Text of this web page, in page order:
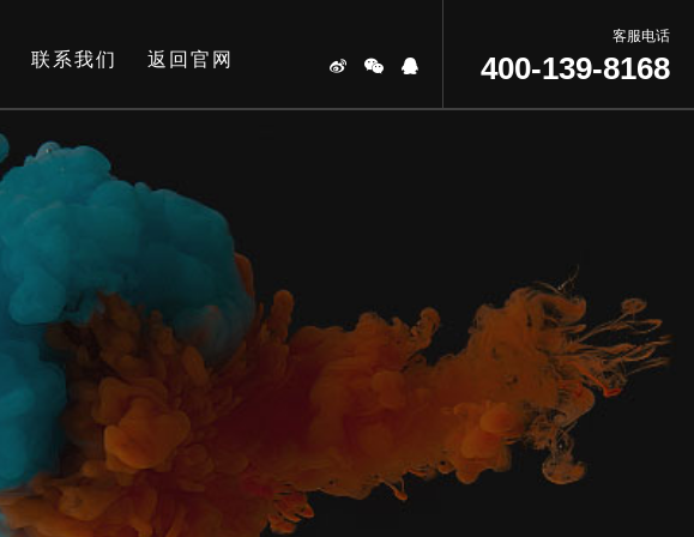
客服电话
400-139-8168
联系我们 返回官网